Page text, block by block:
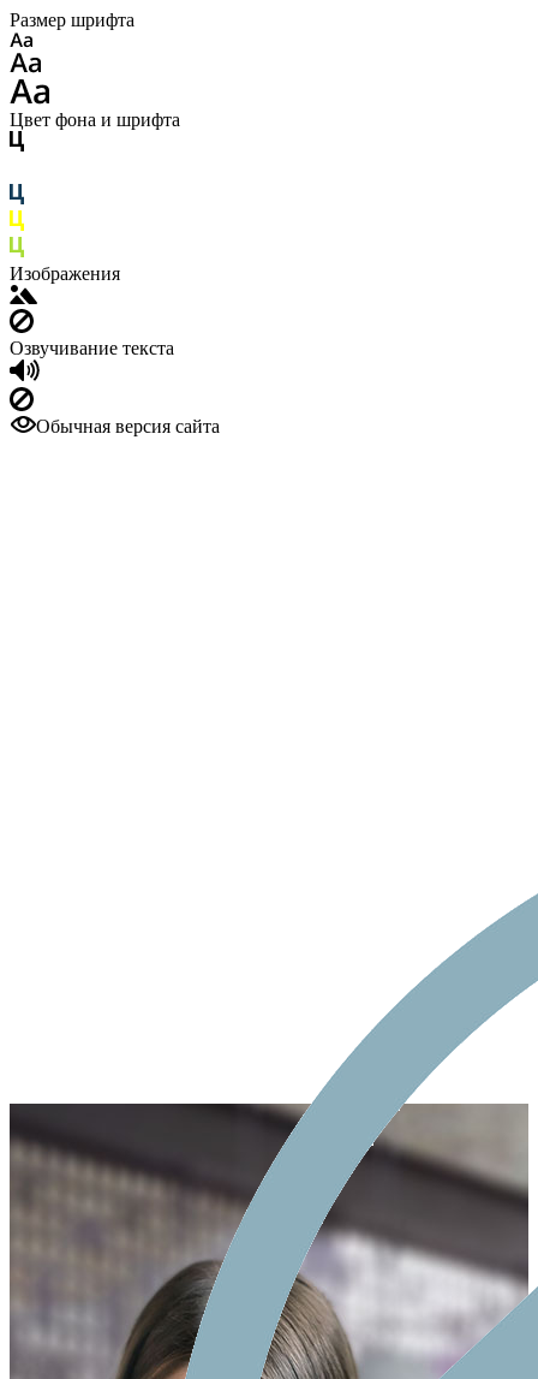
Размер шрифта
Цвет фона и шрифта
Изображения
Озвучивание текста
Обычная версия сайта